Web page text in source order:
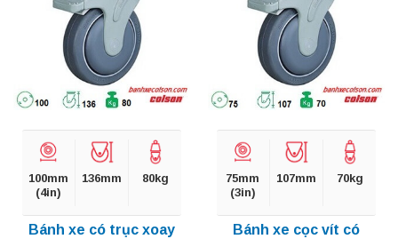
100mm
(4in)
136mm 80kg
Bánh xe có trục xoay
75mm
(3in)
107mm 70kg
Bánh xe cọc vít có